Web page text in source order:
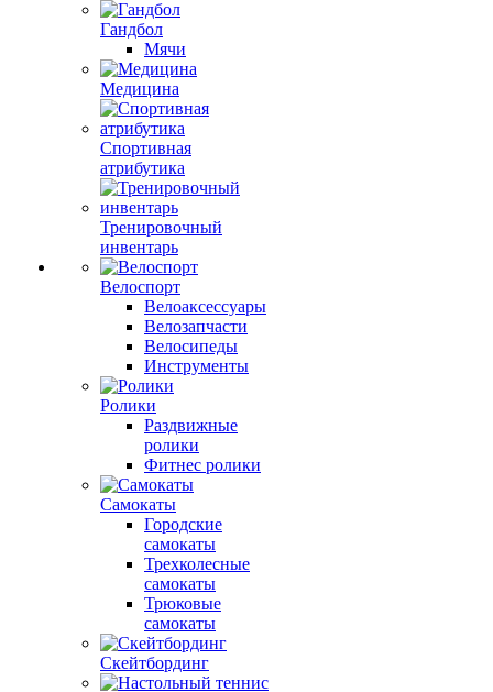
Гандбол
Мячи
Медицина
Спортивная
атрибутика
Тренировочный
инвентарь
Велоспорт
Велоаксессуары
Велозапчасти
Велосипеды
Инструменты
Ролики
Раздвижные
ролики
Фитнес ролики
Самокаты
Городские
самокаты
Трехколесные
самокаты
Трюковые
самокаты
Скейтбординг